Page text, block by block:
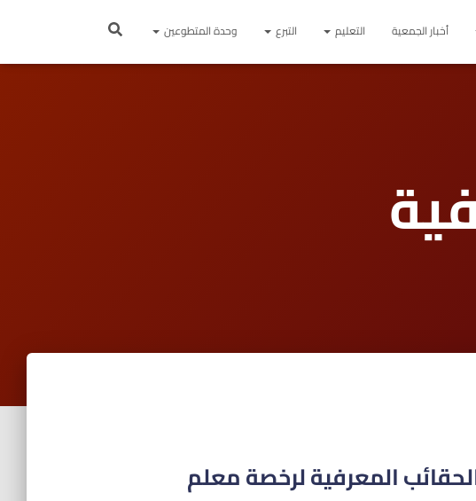
أخبار الجمعية التعليم التبرع وحدة المتطوعين
المعرفية لرخصة معلم